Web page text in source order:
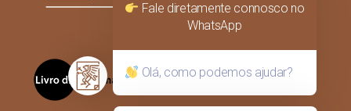
Fale diretamente connosco no
WhatsApp
Olá, como podemos ajudar?